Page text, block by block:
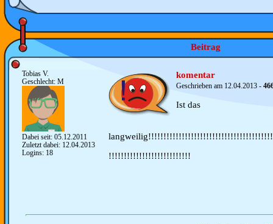
Beitrag
Tobias V.
Geschlecht: M
Dabei seit: 05.12.2011
Zuletzt dabei: 12.04.2013
Logins: 18
komentar
Geschrieben am 12.04.2013 -
Ist das
!!!!!!!!!!!!!!!!!!!!!!!!!!!